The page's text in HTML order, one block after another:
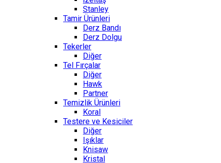
Stanley
Tamir Ürünleri
Derz Bandı
Derz Dolgu
Tekerler
Diğer
Tel Fırçalar
Diğer
Hawk
Partner
Temizlik Ürünleri
Koral
Testere ve Kesiciler
Diğer
Işıklar
Knisaw
Kristal